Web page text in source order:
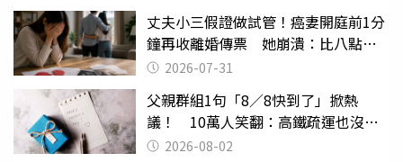
丈夫小三假證做試管！癌妻開庭前1分
鐘再收離婚傳票 她崩潰：比八點檔
還扯2026-07-31
父親群組1句「8／8快到了」掀熱
議！ 10萬人笑翻：高鐵疏運也沒列
父親節
2026-08-02